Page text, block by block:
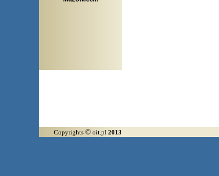
Copyrights © oit.pl 2013